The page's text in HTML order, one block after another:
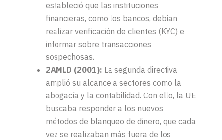
estableció que las instituciones
financieras, como los bancos, debían
realizar verificación de clientes (KYC) e
informar sobre transacciones
sospechosas.
2AMLD (2001): La segunda directiva
amplió su alcance a sectores como la
abogacía y la contabilidad. Con ello, la UE
buscaba responder a los nuevos
métodos de blanqueo de dinero, que cada
vez se realizaban más fuera de los